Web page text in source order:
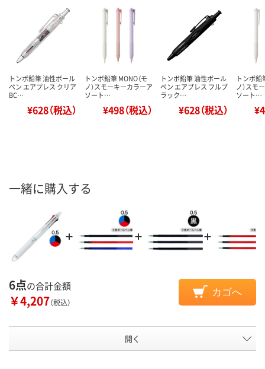
トンボ鉛筆 油性ボール
ペン エアプレス クリア
BC…
¥628（税込）
トンボ鉛筆 MONO（モ
ノ）スモーキーカラーア
ソート…
¥498（税込）
トンボ鉛筆 油性ボール
ペン エアプレス フルブ
ラック…
¥628（税込）
トンボ鉛
ノ）スモ
ソート…
一緒に購入する
6点の合計金額
￥4,207（税込）
カゴへ
開く